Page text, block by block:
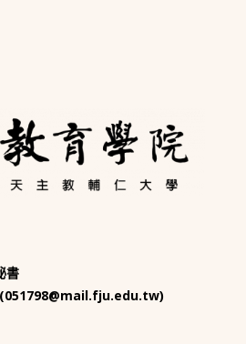
書
051798@mail.fju.edu.tw)